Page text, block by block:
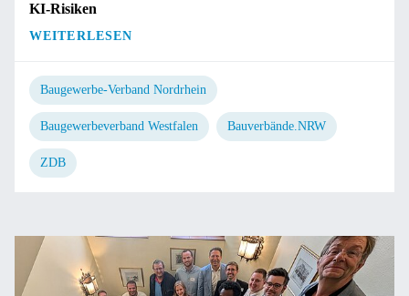
KI-Risiken
WEITERLESEN
Baugewerbe-Verband Nordrhein
Baugewerbeverband Westfalen Bauverbände.NRW
ZDB